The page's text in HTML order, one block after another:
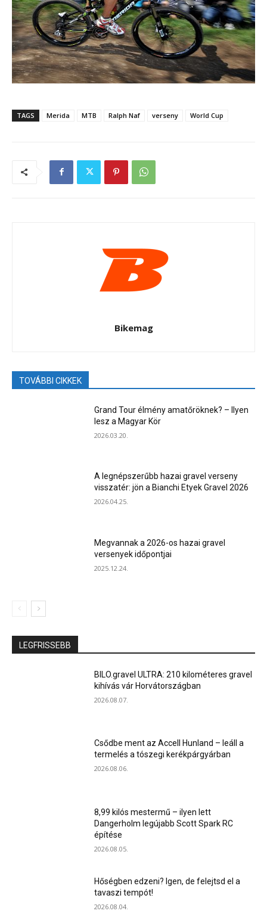
TAGS Merida MTB Ralph Naf verseny World Cup
Bikemag
TOVÁBBI CIKKEK
Grand Tour élmény amatőröknek? – Ilyen
lesz a Magyar Kör
2026.03.20.
A legnépszerűbb hazai gravel verseny
visszatér: jön a Bianchi Etyek Gravel 2026
2026.04.25.
Megvannak a 2026-os hazai gravel
versenyek időpontjai
2025.12.24.
LEGFRISSEBB
BILO.gravel ULTRA: 210 kilométeres gravel
kihívás vár Horvátországban
2026.08.07.
Csődbe ment az Accell Hunland – leáll a
termelés a tószegi kerékpárgyárban
2026.08.06.
8,99 kilós mestermű – ilyen lett
Dangerholm legújabb Scott Spark RC
építése
2026.08.05.
Hőségben edzeni? Igen, de felejtsd el a
tavaszi tempót!
2026.08.04.